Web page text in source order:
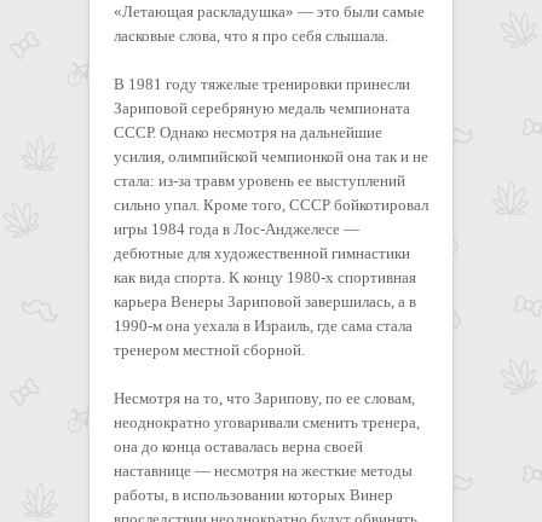
«Летающая раскладушка» — это были самые
ласковые слова, что я про себя слышала.
В 1981 году тяжелые тренировки принесли
Зариповой серебряную медаль чемпионата
СССР. Однако несмотря на дальнейшие
усилия, олимпийской чемпионкой она так и не
стала: из-за травм уровень ее выступлений
сильно упал. Кроме того, СССР бойкотировал
игры 1984 года в Лос-Анджелесе —
дебютные для художественной гимнастики
как вида спорта. К концу 1980-х спортивная
карьера Венеры Зариповой завершилась, а в
1990-м она уехала в Израиль, где сама стала
тренером местной сборной.
Несмотря на то, что Зарипову, по ее словам,
неоднократно уговаривали сменить тренера,
она до конца оставалась верна своей
наставнице — несмотря на жесткие методы
работы, в использовании которых Винер